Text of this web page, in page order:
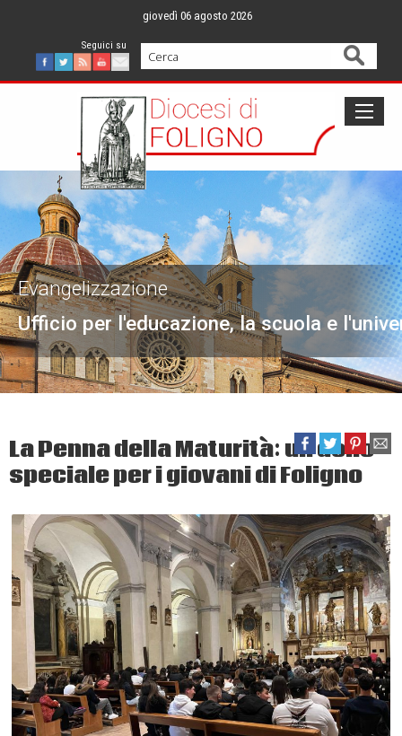
content
giovedì 06 agosto 2026
Facebook
Twitter
FeedYoutube
Mail
Cerca
Ufficio per l'educazione, la scuola e
Evangelizzazione
La Penna della Maturità: un dono
speciale per i giovani di Foligno